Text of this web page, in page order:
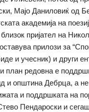
Мајо Даниловиќ од
академија на
пријател на
прилози за
и учесник) и други
план редовна е
и општина Дебрца, а
и поддршката на
Пендароски и